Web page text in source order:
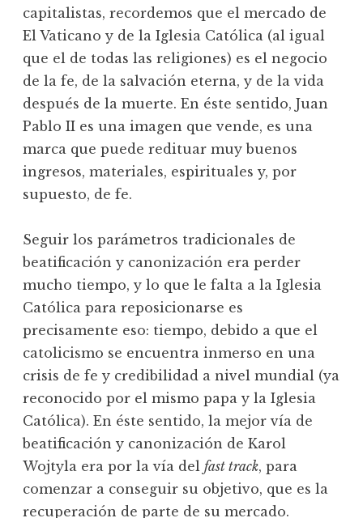
capitalistas, recordemos que el mercado de
El Vaticano y de la Iglesia Católica (al igual
que el de todas las religiones) es el negocio
de la fe, de la salvación eterna, y de la vida
después de la muerte. En éste sentido, Juan
Pablo II es una imagen que vende, es una
marca que puede redituar muy buenos
ingresos, materiales, espirituales y, por
supuesto, de fe.
Seguir los parámetros tradicionales de
beatificación y canonización era perder
mucho tiempo, y lo que le falta a la Iglesia
Católica para reposicionarse es
precisamente eso: tiempo, debido a que el
catolicismo se encuentra inmerso en una
crisis de fe y credibilidad a nivel mundial (ya
reconocido por el mismo papa y la Iglesia
Católica). En éste sentido, la mejor vía de
beatificación y canonización de Karol
Wojtyla era por la vía del fast track, para
comenzar a conseguir su objetivo, que es la
recuperación de parte de su mercado.